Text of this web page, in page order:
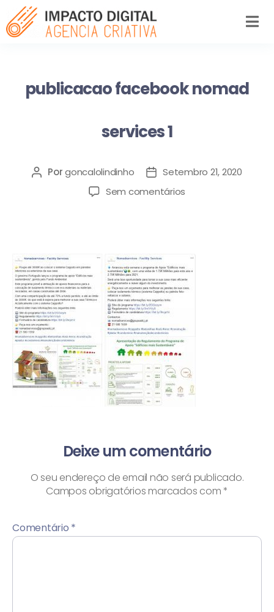
publicacao facebook nomad
services 1
Porgoncalolindinho
Setembro 21, 2020
Sem comentários
Deixe um comentário
O seu endereço de email não será publicado.
Campos obrigatórios marcados com*
Comentário *